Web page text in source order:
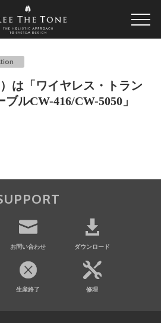
は「ワイヤレス・トラン
ルCW-416/CW-5050」
お問い合わせ ダウンロード
生産終了 修理